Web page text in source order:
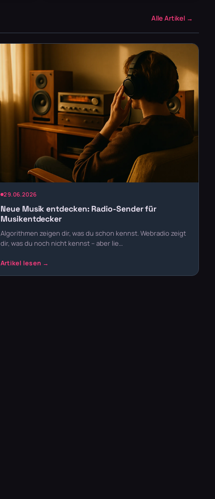
Alle Artikel →
29.06.2026
Neue Musik entdecken: Radio-Sender für
Musikentdecker
Algorithmen zeigen dir, was du schon kennst. Webradio zeigt
dir, was du noch nicht kennst – aber lie…